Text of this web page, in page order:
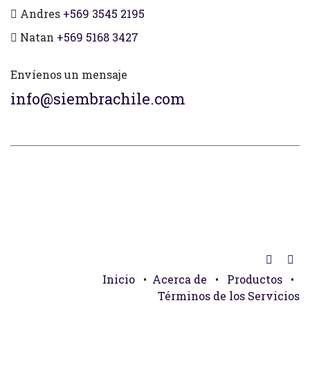
Andres +569 3545 2195
Natan +569 5168 3427
Envíenos un mensaje
info@siembrachile.com
Inicio • Acerca de • Productos
•
Términos de los Servicios